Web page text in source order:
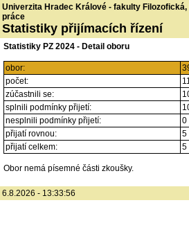
Univerzita Hradec Králové - fakulty
práce
Statistiky přijímacích řízení
Statistiky PZ 2024 - Detail oboru
obor:
počet:
zúčastnili se:
splnili podmínky přijetí:
nesplnili podmínky přijetí:
0
přijatí rovnou:
5
přijatí celkem:
5
Obor nemá písemné části zkoušky.
6.8.2026 - 13:33:56